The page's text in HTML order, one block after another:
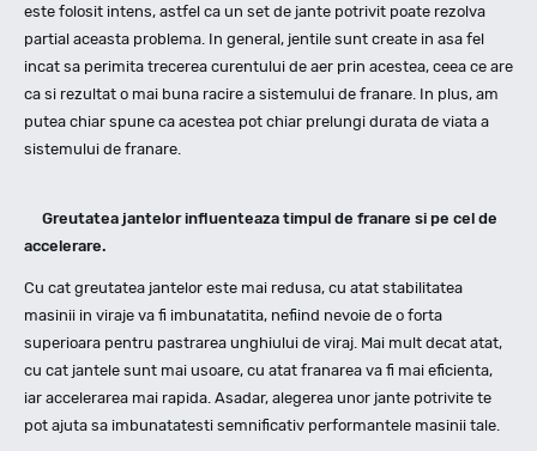
este folosit intens, astfel ca un set de jante potrivit poate rezolva
partial aceasta problema. In general, jentile sunt create in asa fel
incat sa perimita trecerea curentului de aer prin acestea, ceea ce are
ca si rezultat o mai buna racire a sistemului de franare. In plus, am
putea chiar spune ca acestea pot chiar prelungi durata de viata a
sistemului de franare.
Greutatea jantelor influenteaza timpul de franare si pe cel de
accelerare.
Cu cat greutatea jantelor este mai redusa, cu atat stabilitatea
masinii in viraje va fi imbunatatita, nefiind nevoie de o forta
superioara pentru pastrarea unghiului de viraj. Mai mult decat atat,
cu cat jantele sunt mai usoare, cu atat franarea va fi mai eficienta,
iar accelerarea mai rapida. Asadar, alegerea unor jante potrivite te
pot ajuta sa imbunatatesti semnificativ performantele masinii tale.